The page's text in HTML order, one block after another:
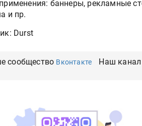
баннеры, рекламные
и пр.
Durst
сообщество Вконтакте Наш канал